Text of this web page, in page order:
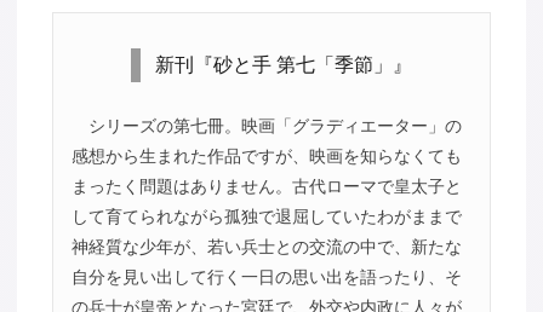
新刊『砂と手 第七「季節」』
シリーズの第七冊。映画「グラディエーター」の
感想から生まれた作品ですが、映画を知らなくても
まったく問題はありません。古代ローマで皇太子と
して育てられながら孤独で退屈していたわがままで
神経質な少年が、若い兵士との交流の中で、新たな
自分を見い出して行く一日の思い出を語ったり、そ
の兵士が皇帝となった宮廷で、外交や内政に人々が